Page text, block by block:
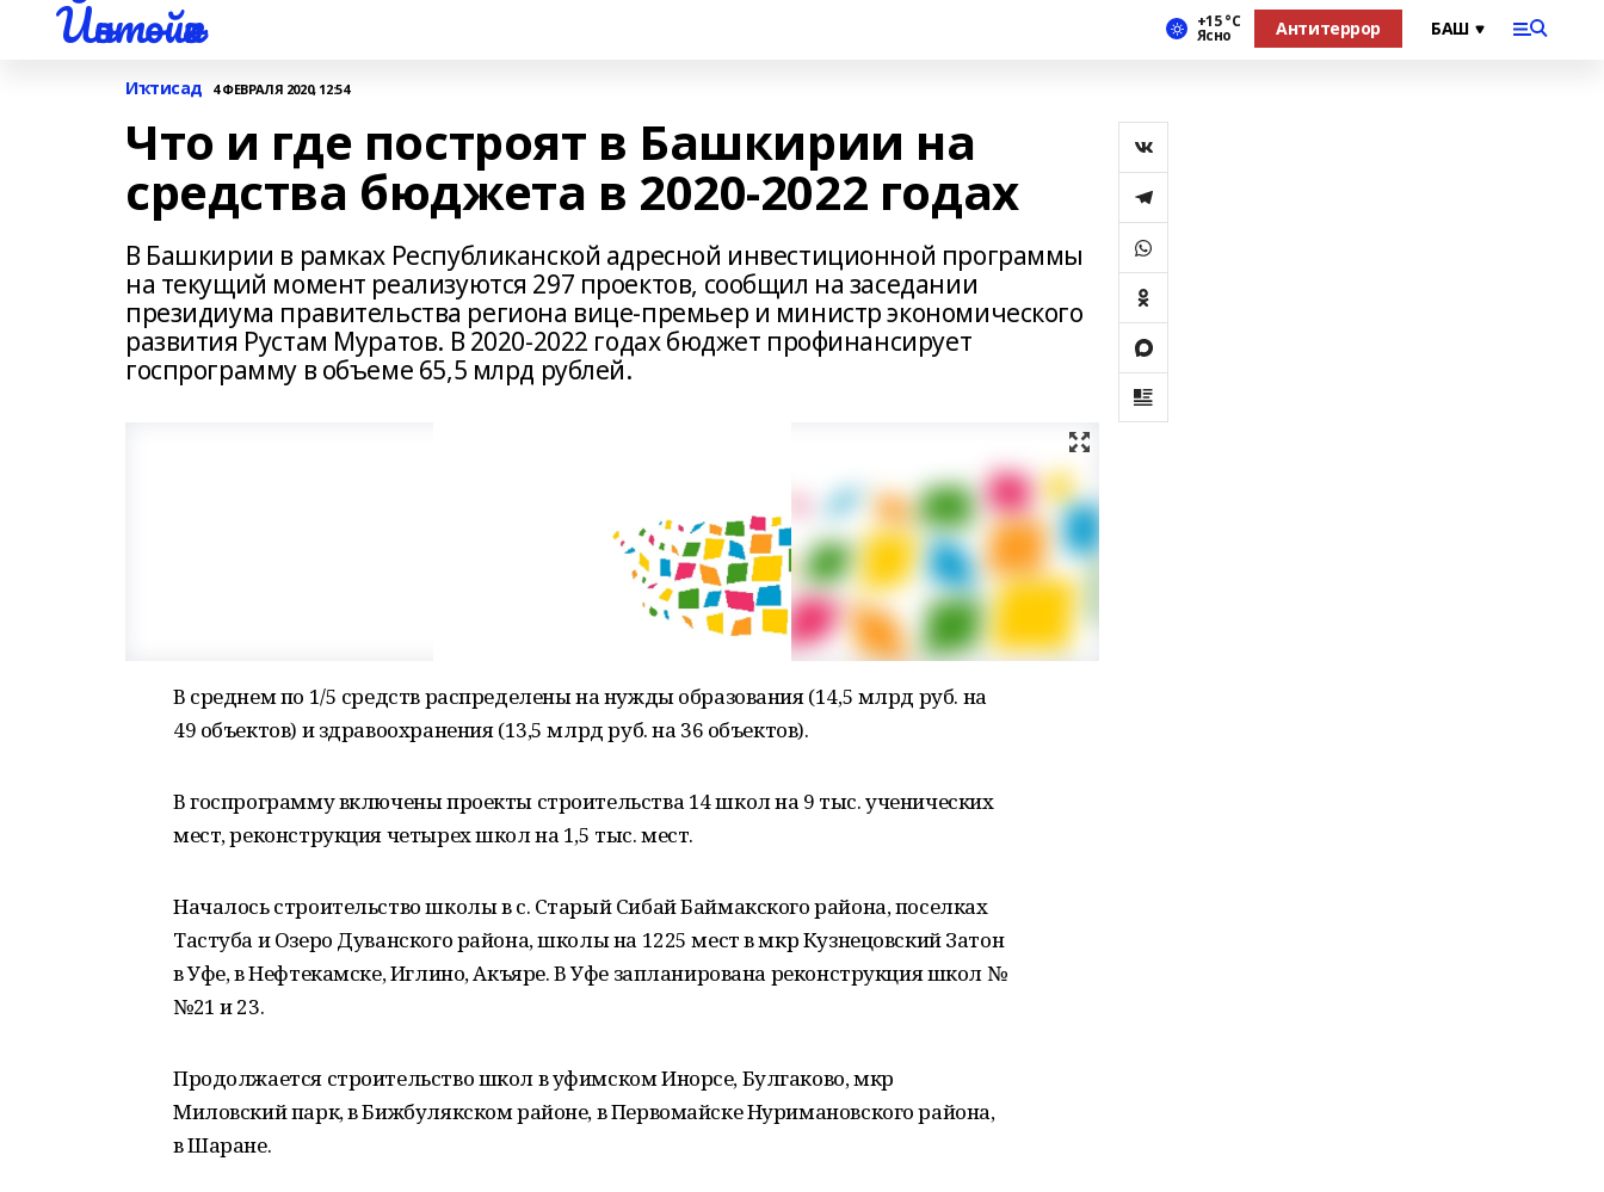
Йәнтөйәк +15 °С
Ясно Антитеррор
Иҡтисад 4 ФЕВРАЛЯ 2020, 12:54
Что и где построят в Башкирии на
средства бюджета в 2020-2022 годах
В Башкирии в рамках Республиканской адресной инвестиционной программы
на текущий момент реализуются 297 проектов, сообщил на заседании
президиума правительства региона вице-премьер и министр экономического
развития Рустам Муратов. В 2020-2022 годах бюджет профинансирует
госпрограмму в объеме 65,5 млрд рублей.
В среднем по 1/5 средств распределены на нужды образования (14,5 млрд руб. на
49 объектов) и здравоохранения (13,5 млрд руб. на 36 объектов).
В госпрограмму включены проекты строительства 14 школ на 9 тыс. ученических
мест, реконструкция четырех школ на 1,5 тыс. мест.
Началось строительство школы в с. Старый Сибай Баймакского района, поселках
Тастуба и Озеро Дуванского района, школы на 1225 мест в мкр Кузнецовский Затон
в Уфе, в Нефтекамске, Иглино, Акъяре. В Уфе запланирована реконструкция школ №
№21 и 23.
Продолжается строительство школ в уфимском Инорсе, Булгаково, мкр
Миловский парк, в Бижбулякском районе, в Первомайске Нуримановского района,
в Шаране.